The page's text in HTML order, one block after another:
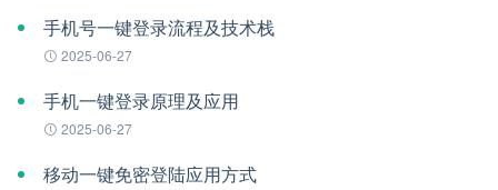
手机号一键登录流程及技术栈
2025-06-27
手机一键登录原理及应用
2025-06-27
移动一键免密登陆应用方式